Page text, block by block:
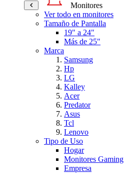
Monitores
Ver todo en monitores
Tamaño de Pantalla
19" a 24"
Más de 25"
Marca
Samsung
Hp
LG
Kalley
Acer
Predator
Asus
Tcl
Lenovo
Tipo de Uso
Hogar
Monitores Gaming
Empresa